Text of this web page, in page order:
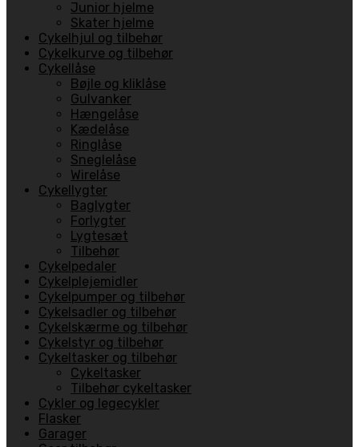
Junior hjelme
Skater hjelme
Cykelhjul og tilbehør
Cykelkurve og tilbehør
Cykellåse
Bøjle og kliklåse
Gulvanker
Hængelåse
Kædelåse
Ringlåse
Sneglelåse
Wirelåse
Cykellygter
Baglygter
Forlygter
Lygtesæt
Tilbehør
Cykelpedaler
Cykelplejemidler
Cykelpumper og tilbehør
Cykelsadler og tilbehør
Cykelskærme og tilbehør
Cykelstyr og tilbehør
Cykeltasker og tilbehør
Cykeltasker
Tilbehør cykeltasker
Cykler og legecykler
Flasker
Garager